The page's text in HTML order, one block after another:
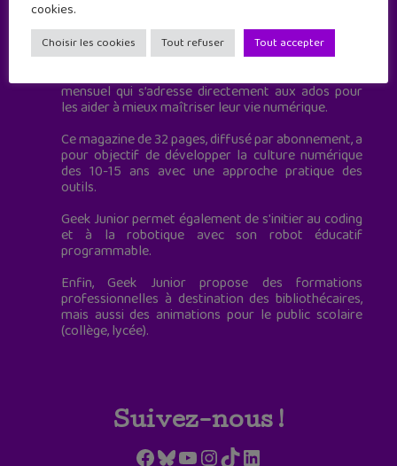
Geek Junior est le premier site de culture numérique
à destination des adolescents.
mensuel qui s’adresse directement aux ados pour
les aider à mieux maîtriser leur vie numérique.
Ce magazine de 32 pages, diffusé par abonnement, a
pour objectif de développer la culture numérique
des 10-15 ans avec une approche pratique des
outils.
Geek Junior permet également de s'initier au coding
et à la robotique avec son robot éducatif
programmable.
Enfin, Geek Junior propose des formations
professionnelles à destination des bibliothécaires,
mais aussi des animations pour le public scolaire
(collège, lycée).
Suivez-nous !
Facebook
Bluesky
YouTube
Instagram
TikTokLinkedIn
cookies.
Choisir les cookies Tout refuser Tout accepter